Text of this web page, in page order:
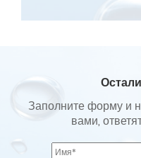
Заполните форму и
вами,